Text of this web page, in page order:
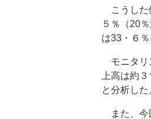
こうした
５％（20
は33・６
モニタリ
上高は約
と分析した
また、今